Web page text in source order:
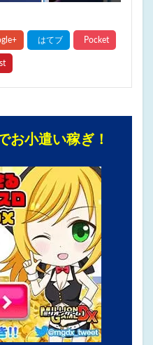
お小遣い稼ぎ！